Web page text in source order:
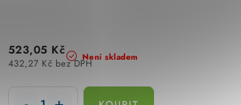
Není skladem
432,27 Kč bez DPH
523,05 Kč